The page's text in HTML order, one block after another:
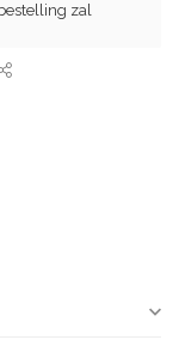
zal